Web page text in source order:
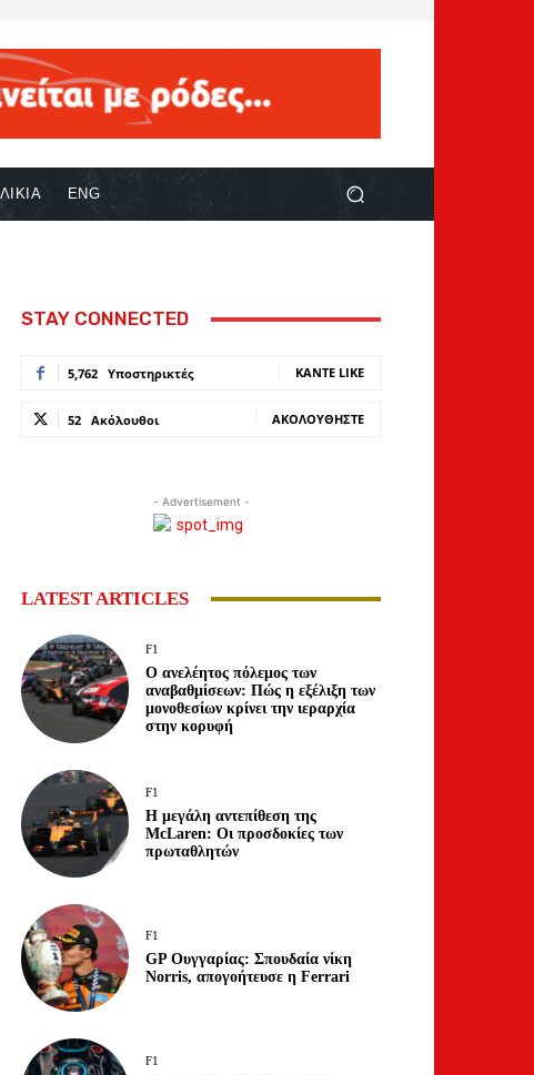
ENG
STAY CONNECTED
5,762 Υποστηρικτές ΚΆΝΤΕ LIKE
52 Ακόλουθοι ΑΚΟΛΟΥΘΉΣΤΕ
- Advertisement -
LATEST ARTICLES
F1
Ο ανελέητος πόλεμος των
αναβαθμίσεων: Πώς η εξέλιξη των
μονοθεσίων κρίνει την ιεραρχία
στην κορυφή
F1
Η μεγάλη αντεπίθεση της
McLaren: Οι προσδοκίες των
πρωταθλητών
F1
GP Ουγγαρίας: Σπουδαία νίκη
Norris, απογοήτευσε η Ferrari
F1